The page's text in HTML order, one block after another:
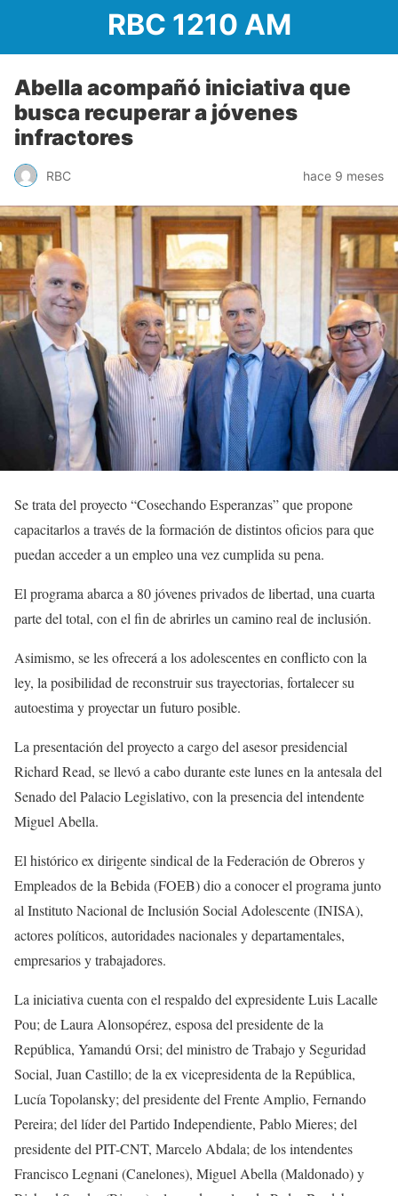
RBC 1210 AM
Abella acompañó iniciativa que
busca recuperar a jóvenes
infractores
RBC hace 9 meses
Se trata del proyecto “Cosechando Esperanzas” que propone
capacitarlos a través de la formación de distintos oficios para que
puedan acceder a un empleo una vez cumplida su pena.
El programa abarca a 80 jóvenes privados de libertad, una cuarta
parte del total, con el fin de abrirles un camino real de inclusión.
Asimismo, se les ofrecerá a los adolescentes en conflicto con la
ley, la posibilidad de reconstruir sus trayectorias, fortalecer su
autoestima y proyectar un futuro posible.
La presentación del proyecto a cargo del asesor presidencial
Richard Read, se llevó a cabo durante este lunes en la antesala del
Senado del Palacio Legislativo, con la presencia del intendente
Miguel Abella.
El histórico ex dirigente sindical de la Federación de Obreros y
Empleados de la Bebida (FOEB) dio a conocer el programa junto
al Instituto Nacional de Inclusión Social Adolescente (INISA),
actores políticos, autoridades nacionales y departamentales,
empresarios y trabajadores.
La iniciativa cuenta con el respaldo del expresidente Luis Lacalle
Pou; de Laura Alonsopérez, esposa del presidente de la
República, Yamandú Orsi; del ministro de Trabajo y Seguridad
Social, Juan Castillo; de la ex vicepresidenta de la República,
Lucía Topolansky; del presidente del Frente Amplio, Fernando
Pereira; del líder del Partido Independiente, Pablo Mieres; del
presidente del PIT-CNT, Marcelo Abdala; de los intendentes
Francisco Legnani (Canelones), Miguel Abella (Maldonado) y